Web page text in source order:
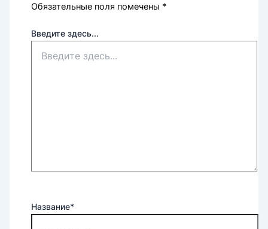
Обязательные поля помечены *
Введите здесь...
Название*